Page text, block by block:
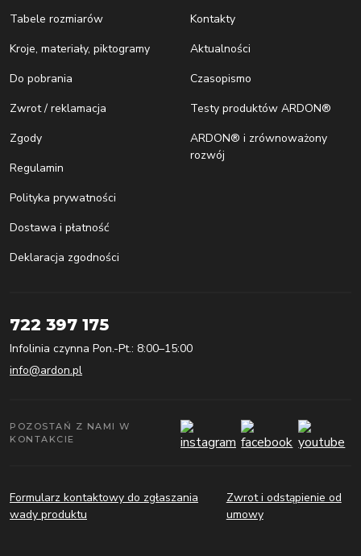
Tabele rozmiarów
Kroje, materiały, piktogramy
Do pobrania
Zwrot / reklamacja
Zgody
Regulamin
Polityka prywatności
Dostawa i płatność
Deklaracja zgodności
Kontakty
Aktualności
Czasopismo
Testy produktów ARDON®
ARDON® i zrównoważony
rozwój
722 397 175
Infolinia czynna Pon.-Pt.: 8:00–15:00
info@ardon.pl
POZOSTAŃ Z NAMI W
KONTAKCIE
Formularz kontaktowy do zgłaszania
wady produktu
Zwrot i odstąpienie od
umowy